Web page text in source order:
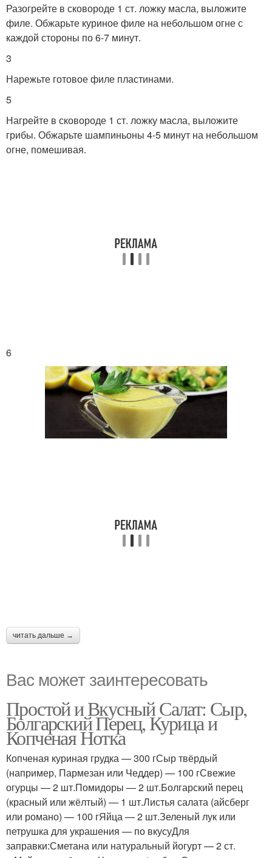
Разогрейте в сковороде 1 ст. ложку масла, выложите
филе. Обжарьте куриное филе на небольшом огне с
каждой стороны по 6-7 минут.
3
Нарежьте готовое филе пластинами.
5
Нагрейте в сковороде 1 ст. ложку масла, выложите
грибы. Обжарьте шампиньоны 4-5 минут на небольшом
огне, помешивая.
6
читать дальше →
Вас может заинтересовать
Простой и Вкусный Салат: Сыр,
Болгарский Перец, Курица и
Копченая Нотка
Копченая куриная грудка — 300 гСыр твёрдый
(например, Пармезан или Чеддер) — 100 гСвежие
огурцы — 2 шт.Помидоры — 2 шт.Болгарский перец
(красный или жёлтый) — 1 шт.Листья салата (айсберг
или романо) — 100 гЯйца — 2 шт.Зеленый лук или
петрушка для украшения — по вкусуДля
заправки:Сметана или натуральный йогурт — 2 ст.